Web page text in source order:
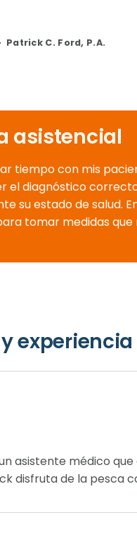
Patrick C. Ford, P.A.
asistencial
tiempo con mis
el diagnóstico
su estado de salud.
tomar medidas que
asistente médico
disfruta de la pesca